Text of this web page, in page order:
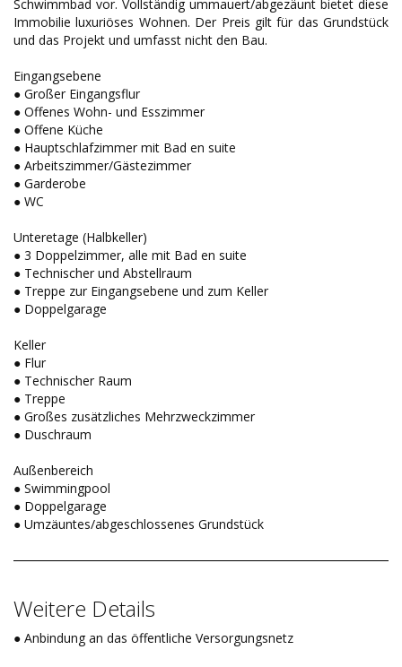
Schwimmbad vor. Vollständig ummauert/abgezäunt bietet diese
Immobilie luxuriöses Wohnen. Der Preis gilt für das Grundstück
und das Projekt und umfasst nicht den Bau.
Eingangsebene
● Großer Eingangsflur
● Offenes Wohn- und Esszimmer
● Offene Küche
● Hauptschlafzimmer mit Bad en suite
● Arbeitszimmer/Gästezimmer
● Garderobe
● WC
Unteretage (Halbkeller)
● 3 Doppelzimmer, alle mit Bad en suite
● Technischer und Abstellraum
● Treppe zur Eingangsebene und zum Keller
● Doppelgarage
Keller
● Flur
● Technischer Raum
● Treppe
● Großes zusätzliches Mehrzweckzimmer
● Duschraum
Außenbereich
● Swimmingpool
● Doppelgarage
● Umzäuntes/abgeschlossenes Grundstück
Weitere Details
● Anbindung an das öffentliche Versorgungsnetz